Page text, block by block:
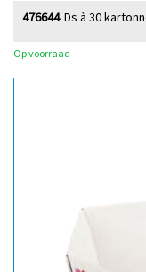
Ds à 30
476644
Op voorraad